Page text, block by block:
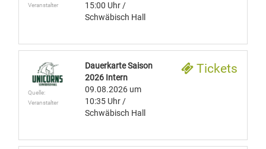
Veranstalter
15:00 Uhr /
Schwäbisch Hall
Quelle:
Veranstalter
Dauerkarte Saison
2026 Intern
09.08.2026 um
10:35 Uhr /
Schwäbisch Hall
Tickets